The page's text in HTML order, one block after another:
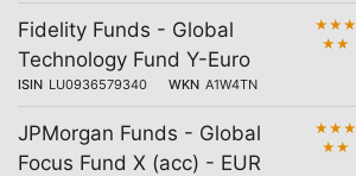
Fidelity Funds - Global
Technology Fund Y-Euro
ISIN LU0936579340 WKN A1W4TN
★ ★ ★
★ ★
JPMorgan Funds - Global
Focus Fund X (acc) - EUR
★ ★ ★
★ ★